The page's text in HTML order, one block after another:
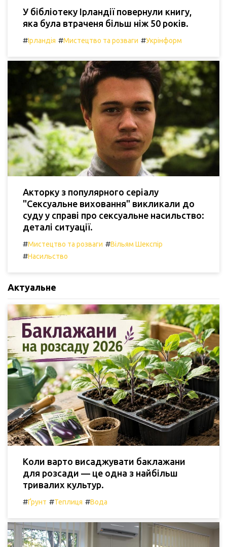
У бібліотеку Ірландії повернули книгу,
яка була втраченя більш ніж 50 років.
#Ірландія #Мистецтво та розваги #Укрінформ
Акторку з популярного серіалу
"Сексуальне виховання" викликали до
суду у справі про сексуальне насильство:
деталі ситуації.
#Мистецтво та розваги #Вільям Шекспір
#Насильство
Актуальне
Коли варто висаджувати баклажани
для розсади — це одна з найбільш
тривалих культур.
#Ґрунт #Теплиця #Вода